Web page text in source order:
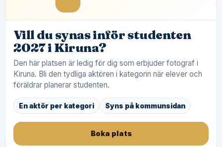
Vill du synas inför studenten
2027 i Kiruna?
Den här platsen är ledig för dig som erbjuder fotograf i
Kiruna. Bli den tydliga aktören i kategorin när elever och
föräldrar planerar studenten.
En aktör per kategori Syns på kommunsidan
Boka plats